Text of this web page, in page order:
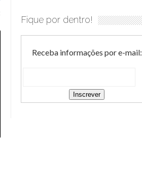
Fique por dentro!
Receba informações por e-mail: